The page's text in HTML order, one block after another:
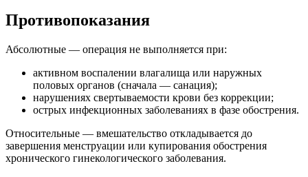
Противопоказания
Абсолютные — операция не выполняется при:
активном воспалении влагалища или наружных
половых органов (сначала — санация);
нарушениях свертываемости крови без коррекции;
острых инфекционных заболеваниях в фазе обострения.
Относительные — вмешательство откладывается до
завершения менструации или купирования обострения
хронического гинекологического заболевания.